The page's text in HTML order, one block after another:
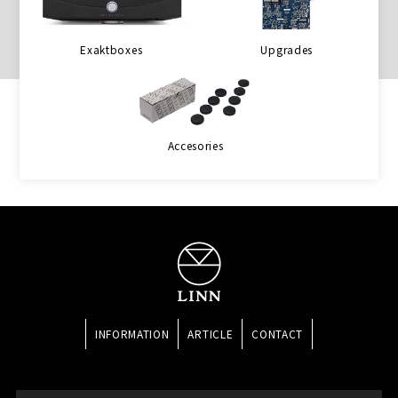
Exaktboxes Upgrades
Accesories
INFORMATION ARTICLE CONTACT